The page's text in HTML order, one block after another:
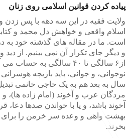
پیاده کردن قوانین اسلامی روی زنان
ولایت فقیه در این سه دهه با پس زدن و
اسلام واقعی و خواهش دل محمد و
است. ما در مقاله های گذشته خود به
و دیگر جای تکرار آن نمی بینیم. از
از۶ سالگی تا ۴۰ سالگی به
سال به بعد هم به یک حاجی خانمی
مردگان عرب و آخوند (امام زاده ها)، و
آخوند باشد، و یا با خواندن صدها دعا،
بهشت واهی و وعده سر خرمن را
بخرند.